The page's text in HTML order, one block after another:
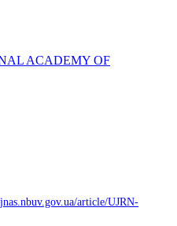
ACADEMY OF
article/UJRN-